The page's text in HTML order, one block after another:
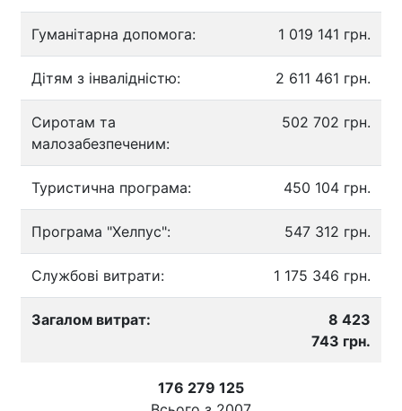
Гуманітарна допомога: 1 019 141 грн.
Дітям з інвалідністю: 2 611 461 грн.
Сиротам та
малозабезпеченим:
502 702 грн.
Туристична програма: 450 104 грн.
Програма "Хелпус": 547 312 грн.
Службові витрати: 1 175 346 грн.
Загалом витрат:
8 423
743 грн.
176 279 125